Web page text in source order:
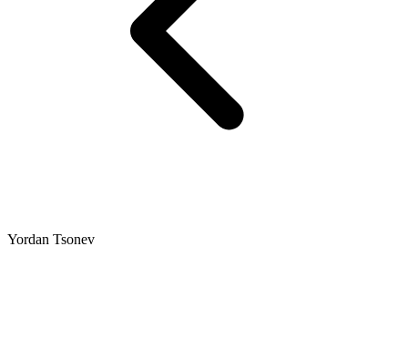
Yordan Tsonev